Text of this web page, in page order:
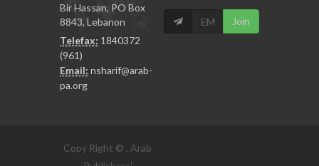
Bir Hassan, PO Box
8843, Lebanon
Telefax: 1840372
(961)
Email: nsharif@arab-
pa.org
Join
Copy Right © , Arab